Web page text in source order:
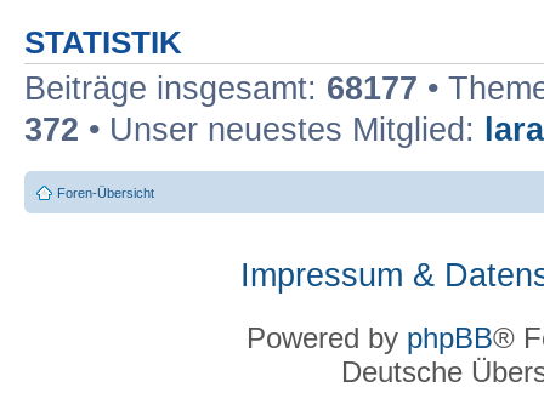
STATISTIK
Beiträge insgesamt: 68177 •
372 • Unser neuestes Mitglied:
Foren-Übersicht
Impressum &
Powered by phpBB®
Deutsche